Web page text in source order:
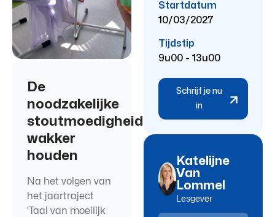
De
noodzakelijke
stoutmoedigheid
wakker
houden
Na het volgen van
het jaartraject
‘Taal van moeilijk
Startdatum
10/03/2027
Tijdstip
9u00 - 13u00
Schrijf je nu
in
Katelijne
Van
Lommel
Lesgever